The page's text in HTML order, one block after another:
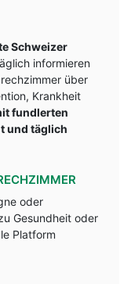
Schweizer
informieren
über
Krankheit
fundlerten
und täglich
oder
Gesundheit oder
Platform